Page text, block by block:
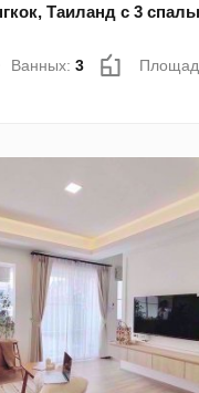
Таиланд с 3
Ванных:3